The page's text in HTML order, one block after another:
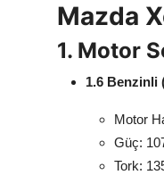
Mazda
1. Motor
1.6 Benzinli
Motor
Güç:
Tork: